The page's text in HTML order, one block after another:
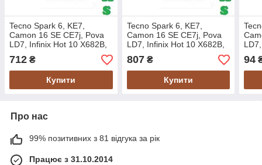
Tecno Spark 6, KE7,
Camon 16 SE CE7j, Pova
LD7, Infinix Hot 10 X682B,
Дисплей+тачскрин LowQ
712 ₴
Купити
Tecno Spark 6, KE7,
Camon 16 SE CE7j, Pova
LD7, Infinix Hot 10 X682B,
Дисплей+тачскрин HighQ
807₴
Купити
94
Про нас
99% позитивних з 81 відгука за рік
Працює з 31.10.2014